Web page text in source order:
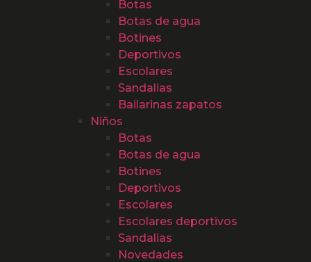
Botas
Botas de agua
Botines
Deportivos
Escolares
Sandalias
Bailarinas zapatos
Niños
Botas
Botas de agua
Botines
Deportivos
Escolares
Escolares deportivos
Sandalias
Novedades